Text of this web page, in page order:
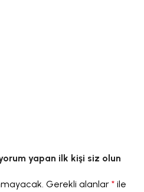
yapan ilk kişi siz olun
Gerekli alanlar* ile